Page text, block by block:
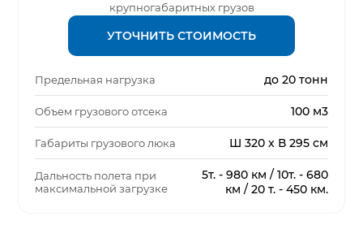
крупногабаритных грузов
УТОЧНИТЬ СТОИМОСТЬ
Предельная нагрузка до 20 тонн
Объем грузового отсека 100 м3
Габариты грузового люка Ш 320 х В 295 см
Дальность полета при
максимальной загрузке
5т. - 980 км / 10т. - 680
км / 20 т. - 450 км.